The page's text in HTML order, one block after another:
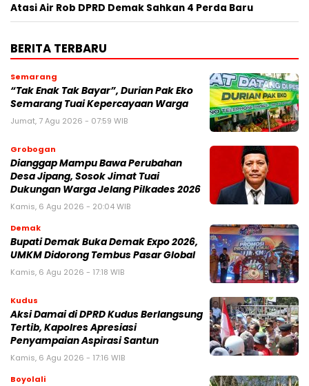
Atasi Air Rob DPRD Demak Sahkan 4 Perda Baru
BERITA TERBARU
Semarang
“Tak Enak Tak Bayar”, Durian Pak Eko
Semarang Tuai Kepercayaan Warga
Jumat, 7 Agu 2026 - 07:59 WIB
Grobogan
Dianggap Mampu Bawa Perubahan
Desa Jipang, Sosok Jimat Tuai
Dukungan Warga Jelang Pilkades 2026
Kamis, 6 Agu 2026 - 20:04 WIB
Demak
Bupati Demak Buka Demak Expo 2026,
UMKM Didorong Tembus Pasar Global
Kamis, 6 Agu 2026 - 17:18 WIB
Kudus
Aksi Damai di DPRD Kudus Berlangsung
Tertib, Kapolres Apresiasi
Penyampaian Aspirasi Santun
Kamis, 6 Agu 2026 - 17:16 WIB
Boyolali